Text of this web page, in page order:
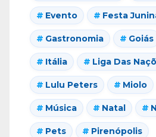
Evento Festa
Gastronomia Goiás
Itália Liga Das
Lulu Peters Miolo
Música Natal
Pets Pirenópolis